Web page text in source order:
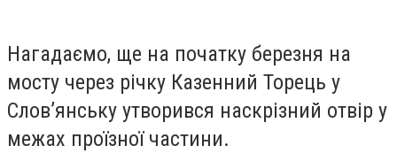
Нагадаємо, ще на початку березня на
мосту через річку Казенний Торець у
Слов’янську утворився наскрізний отвір у
межах проїзної частини.